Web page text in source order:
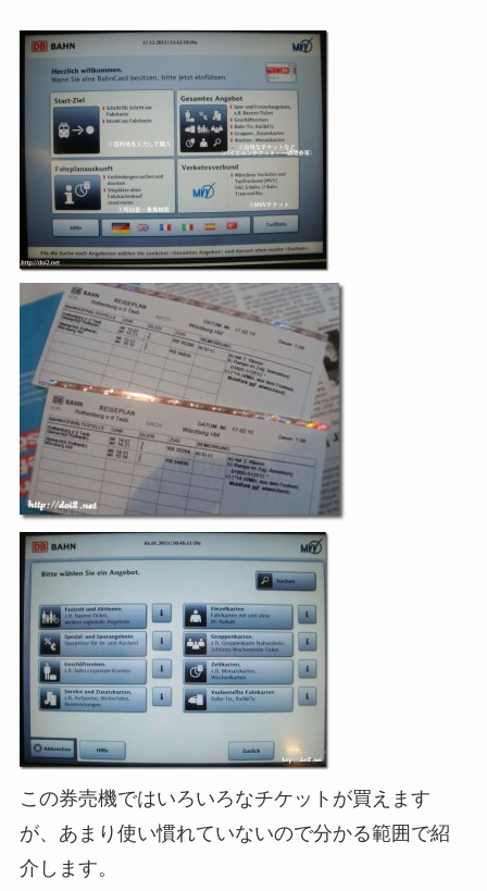
この券売機ではいろいろなチケットが買えます
が、あまり使い慣れていないので分かる範囲で紹
介します。